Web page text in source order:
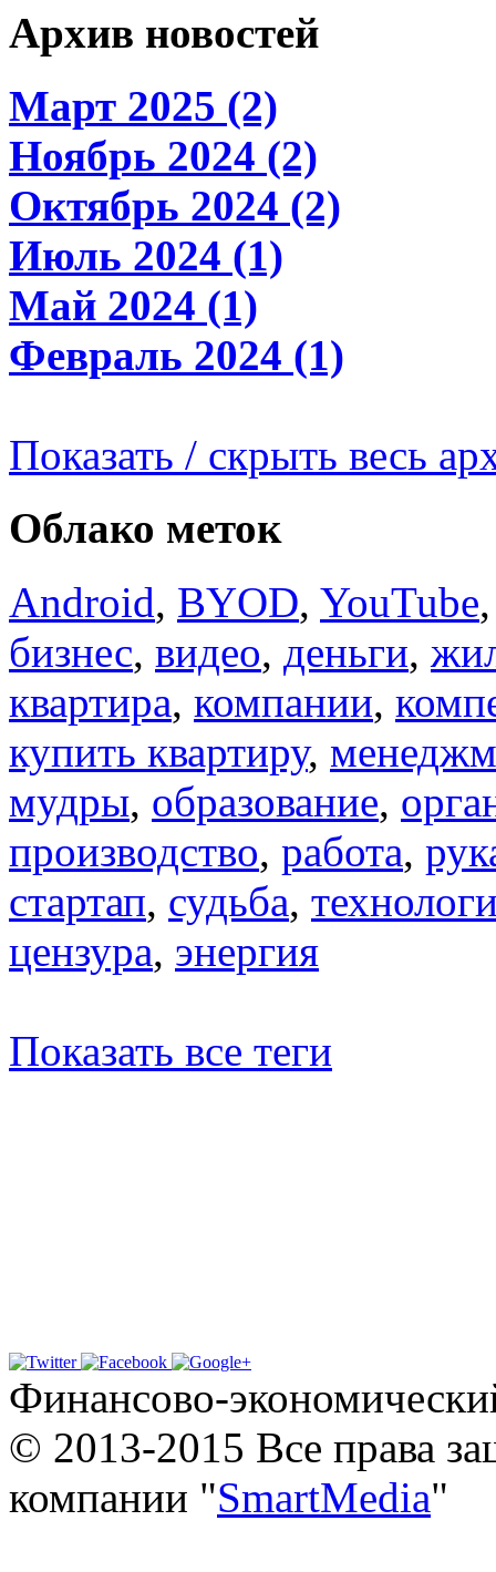
Архив новостей
Март 2025 (2)
Ноябрь 2024 (2)
Октябрь 2024 (2)
Июль 2024 (1)
Май 2024 (1)
Февраль 2024 (1)
Показать / скрыть весь
Облако меток
Android, BYOD, YouTube
бизнес, видео, деньги,
квартира, компании,
купить квартиру,
мудры, образование,
производство, работа,
стартап, судьба,
цензура, энергия
Показать все теги
Финансово-
© 2013-2015 Все права
компании "SmartMedia"